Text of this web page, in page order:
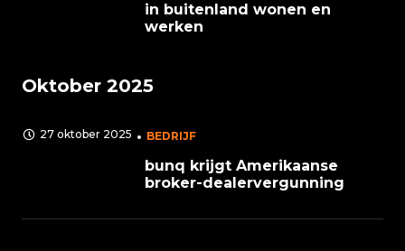
in buitenland wonen en
werken
Oktober 2025
27 oktober 2025 BEDRIJF
bunq krijgt Amerikaanse
broker-dealervergunning